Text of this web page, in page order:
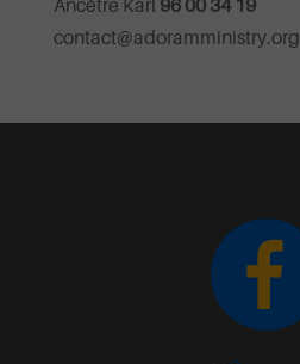
contact@adoramministry.org